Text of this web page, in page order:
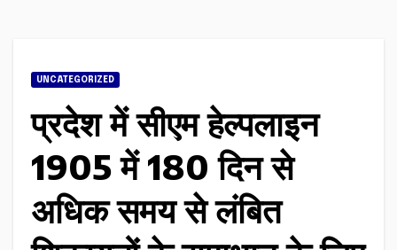
UNCATEGORIZED
प्रदेश में सीएम हेल्पलाइन
1905 में 180 दिन से
अधिक समय से लंबित